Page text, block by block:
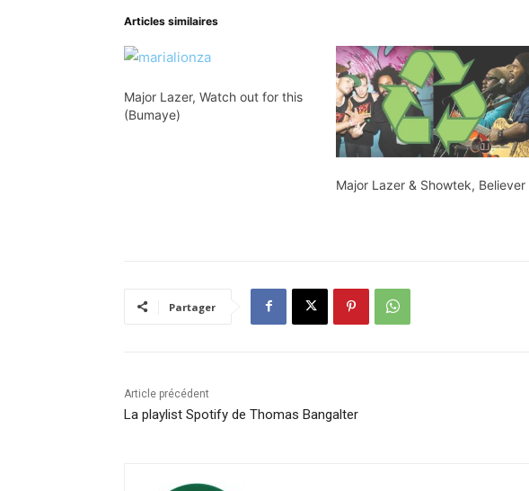
Articles similaires
Major Lazer, Watch out for this
(Bumaye)
Major Lazer & Showtek, Believer
Partager
Article précédent
La playlist Spotify de Thomas Bangalter